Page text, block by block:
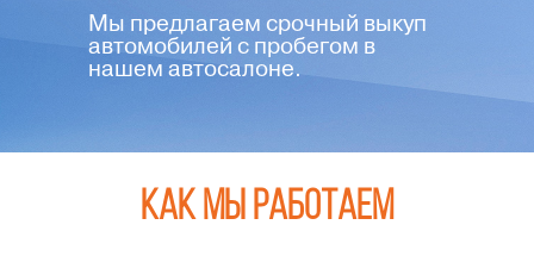
Мы предлагаем срочный выкуп
автомобилей с пробегом в
нашем автосалоне.
Как мы работаем